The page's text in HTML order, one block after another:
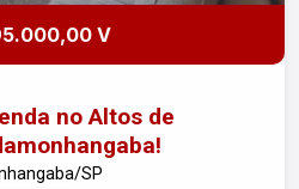
V
no Altos de
SP